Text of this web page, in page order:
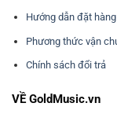
Hướng dẫn đặt hàng
Phương thức vận
Chính sách đổi trả
VỀ GoldMusic.vn